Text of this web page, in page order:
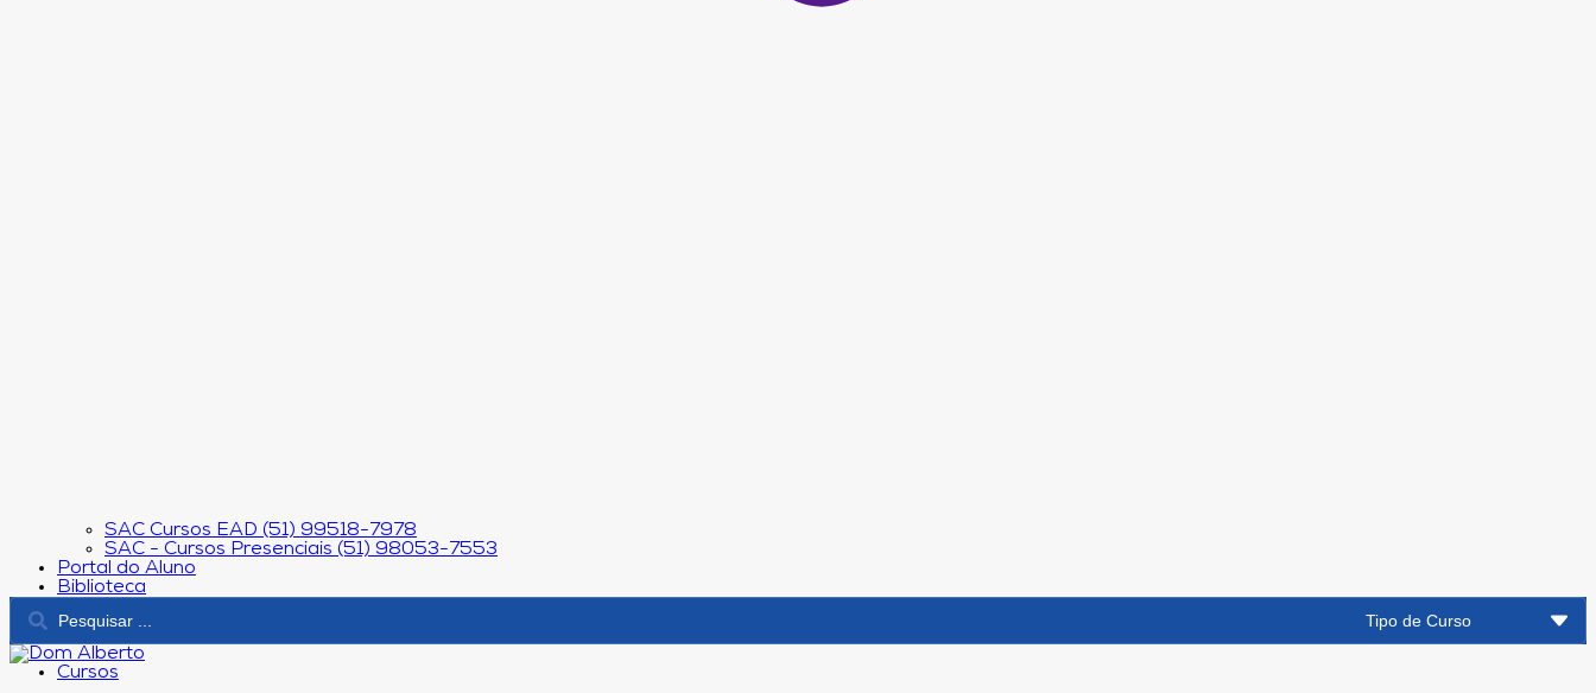
SAC Cursos EAD (51) 99518-7978
SAC - Cursos Presenciais (51) 98053-7553
Portal do Aluno
Biblioteca
Cursos